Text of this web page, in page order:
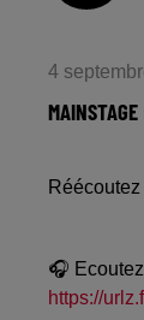
4
🎧
https://